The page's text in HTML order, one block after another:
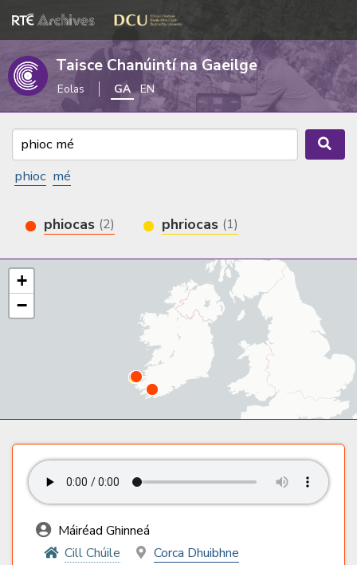
Taisce Chanúintí na Gaeilge
Eolas GA EN
phioc mé
phiocas (2) phriocas (1)
+
−
Máiréad Ghinneá
Cill Chúile
Corca Dhuibhne